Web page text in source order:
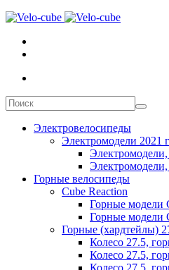
Электровелосипеды
Электромодели 2021
Электромодели,
Электромодели,
Горные велосипеды
Cube Reaction
Горные модели
Горные модели
Горные (хардтейлы)
Колесо 27.5,
Колесо 27.5,
Колесо 27.5,